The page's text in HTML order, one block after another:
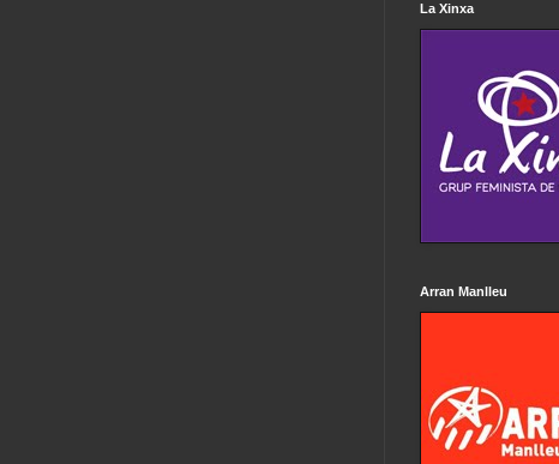
La Xinxa
Arran Manlleu